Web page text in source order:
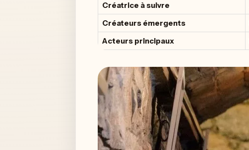
Créatrice à suivre
Créateurs émergents
Acteurs principaux